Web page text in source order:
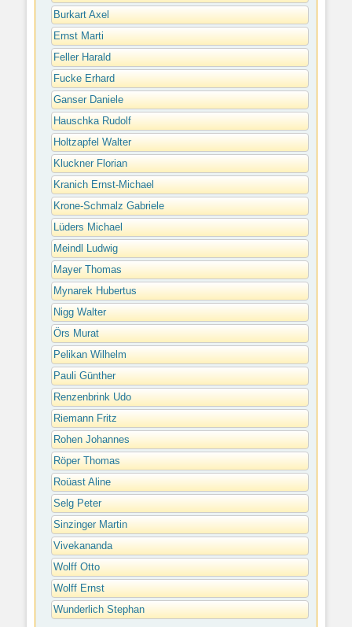
Burkart Axel
Ernst Marti
Feller Harald
Fucke Erhard
Ganser Daniele
Hauschka Rudolf
Holtzapfel Walter
Kluckner Florian
Kranich Ernst-Michael
Krone-Schmalz Gabriele
Lüders Michael
Meindl Ludwig
Mayer Thomas
Mynarek Hubertus
Nigg Walter
Örs Murat
Pelikan Wilhelm
Pauli Günther
Renzenbrink Udo
Riemann Fritz
Rohen Johannes
Röper Thomas
Roüast Aline
Selg Peter
Sinzinger Martin
Vivekananda
Wolff Otto
Wolff Ernst
Wunderlich Stephan